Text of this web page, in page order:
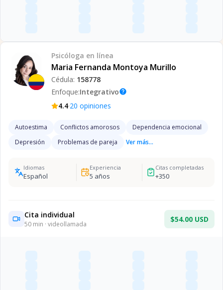
Psicóloga en línea
Maria Fernanda Montoya Murillo
Cédula: 158778
Enfoque:Integrativohelp
4.4·20 opiniones
Autoestima Conflictos amorosos
Dependencia emocional
Depresión
Problemas de pareja Ver más...
Idiomas
Español
Experiencia
5 años
Citas completadas
+350
Cita individual
50 min · videollamada
$54.00 USD